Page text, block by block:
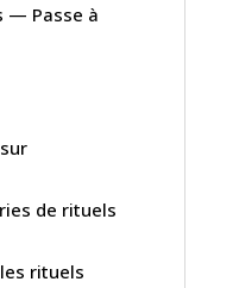
— Passe à
de rituels
rituels